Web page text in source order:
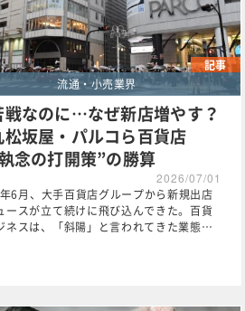
記事
流通・小売業界
戦なのに…なぜ新店増やす？
松坂屋・パルコら百貨店
念の打開策”の勝算
2026/07/01
6月、大手百貨店グループから新規出店
ースが立て続けに飛び込んできた。百貨
ネスは、「斜陽」と言われてきた業態…